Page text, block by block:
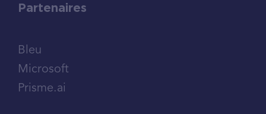
Partenaires
Bleu
Microsoft
Prisme.ai